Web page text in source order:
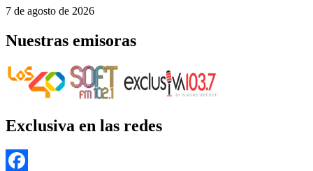
7 de agosto de 2026
Nuestras emisoras
Exclusiva en las redes